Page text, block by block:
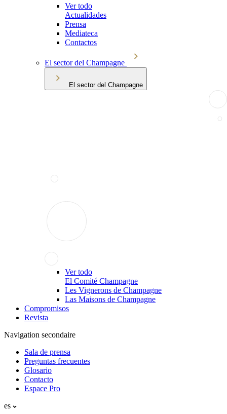
Ver todo
Actualidades
Prensa
Mediateca
Contactos
El sector del Champagne
El sector del Champagne
Ver todo
El Comité Champagne
Les Vignerons de Champagne
Las Maisons de Champagne
Compromisos
Revista
Navigation secondaire
Sala de prensa
Preguntas frecuentes
Glosario
Contacto
Espace Pro
es